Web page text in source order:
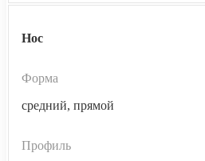
Нос
Форма
средний, прямой
Профиль